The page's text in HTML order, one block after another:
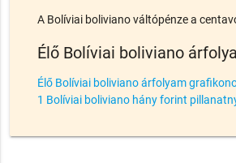
A Bolíviai boliviano váltópénze a
Élő Bolíviai boliviano
Élő Bolíviai boliviano árfolyam
1 Bolíviai boliviano hány forint